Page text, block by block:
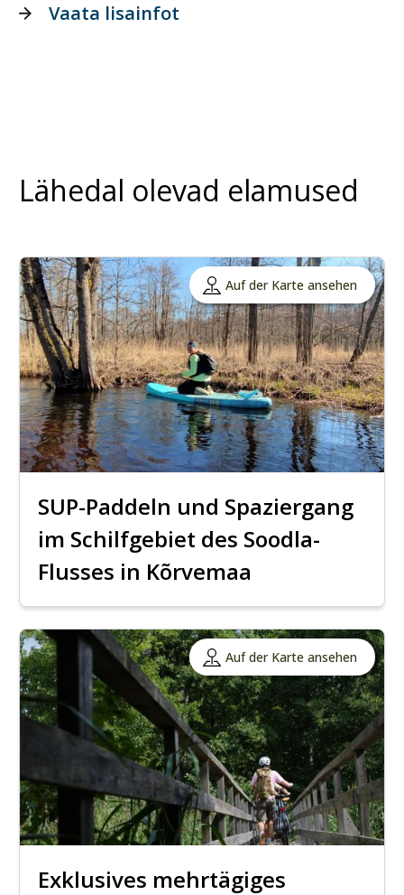
Vaata lisainfot
Lähedal olevad elamused
Auf der Karte ansehen
SUP-Paddeln und Spaziergang
im Schilfgebiet des Soodla-
Flusses in Kõrvemaa
Auf der Karte ansehen
Exklusives mehrtägiges